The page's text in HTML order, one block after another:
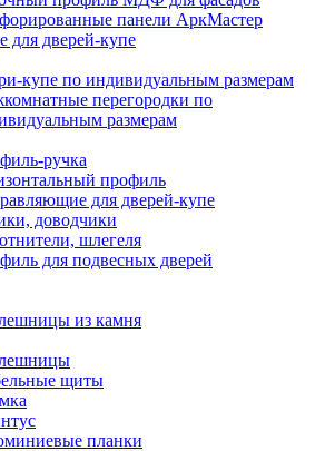
панели АркМастер
дверей-купе
купе по индивидуальным размерам
перегородки по
размерам
ручка
профиль
для дверей-купе
доводчики
шлегеля
для подвесных дверей
из камня
щиты
планки